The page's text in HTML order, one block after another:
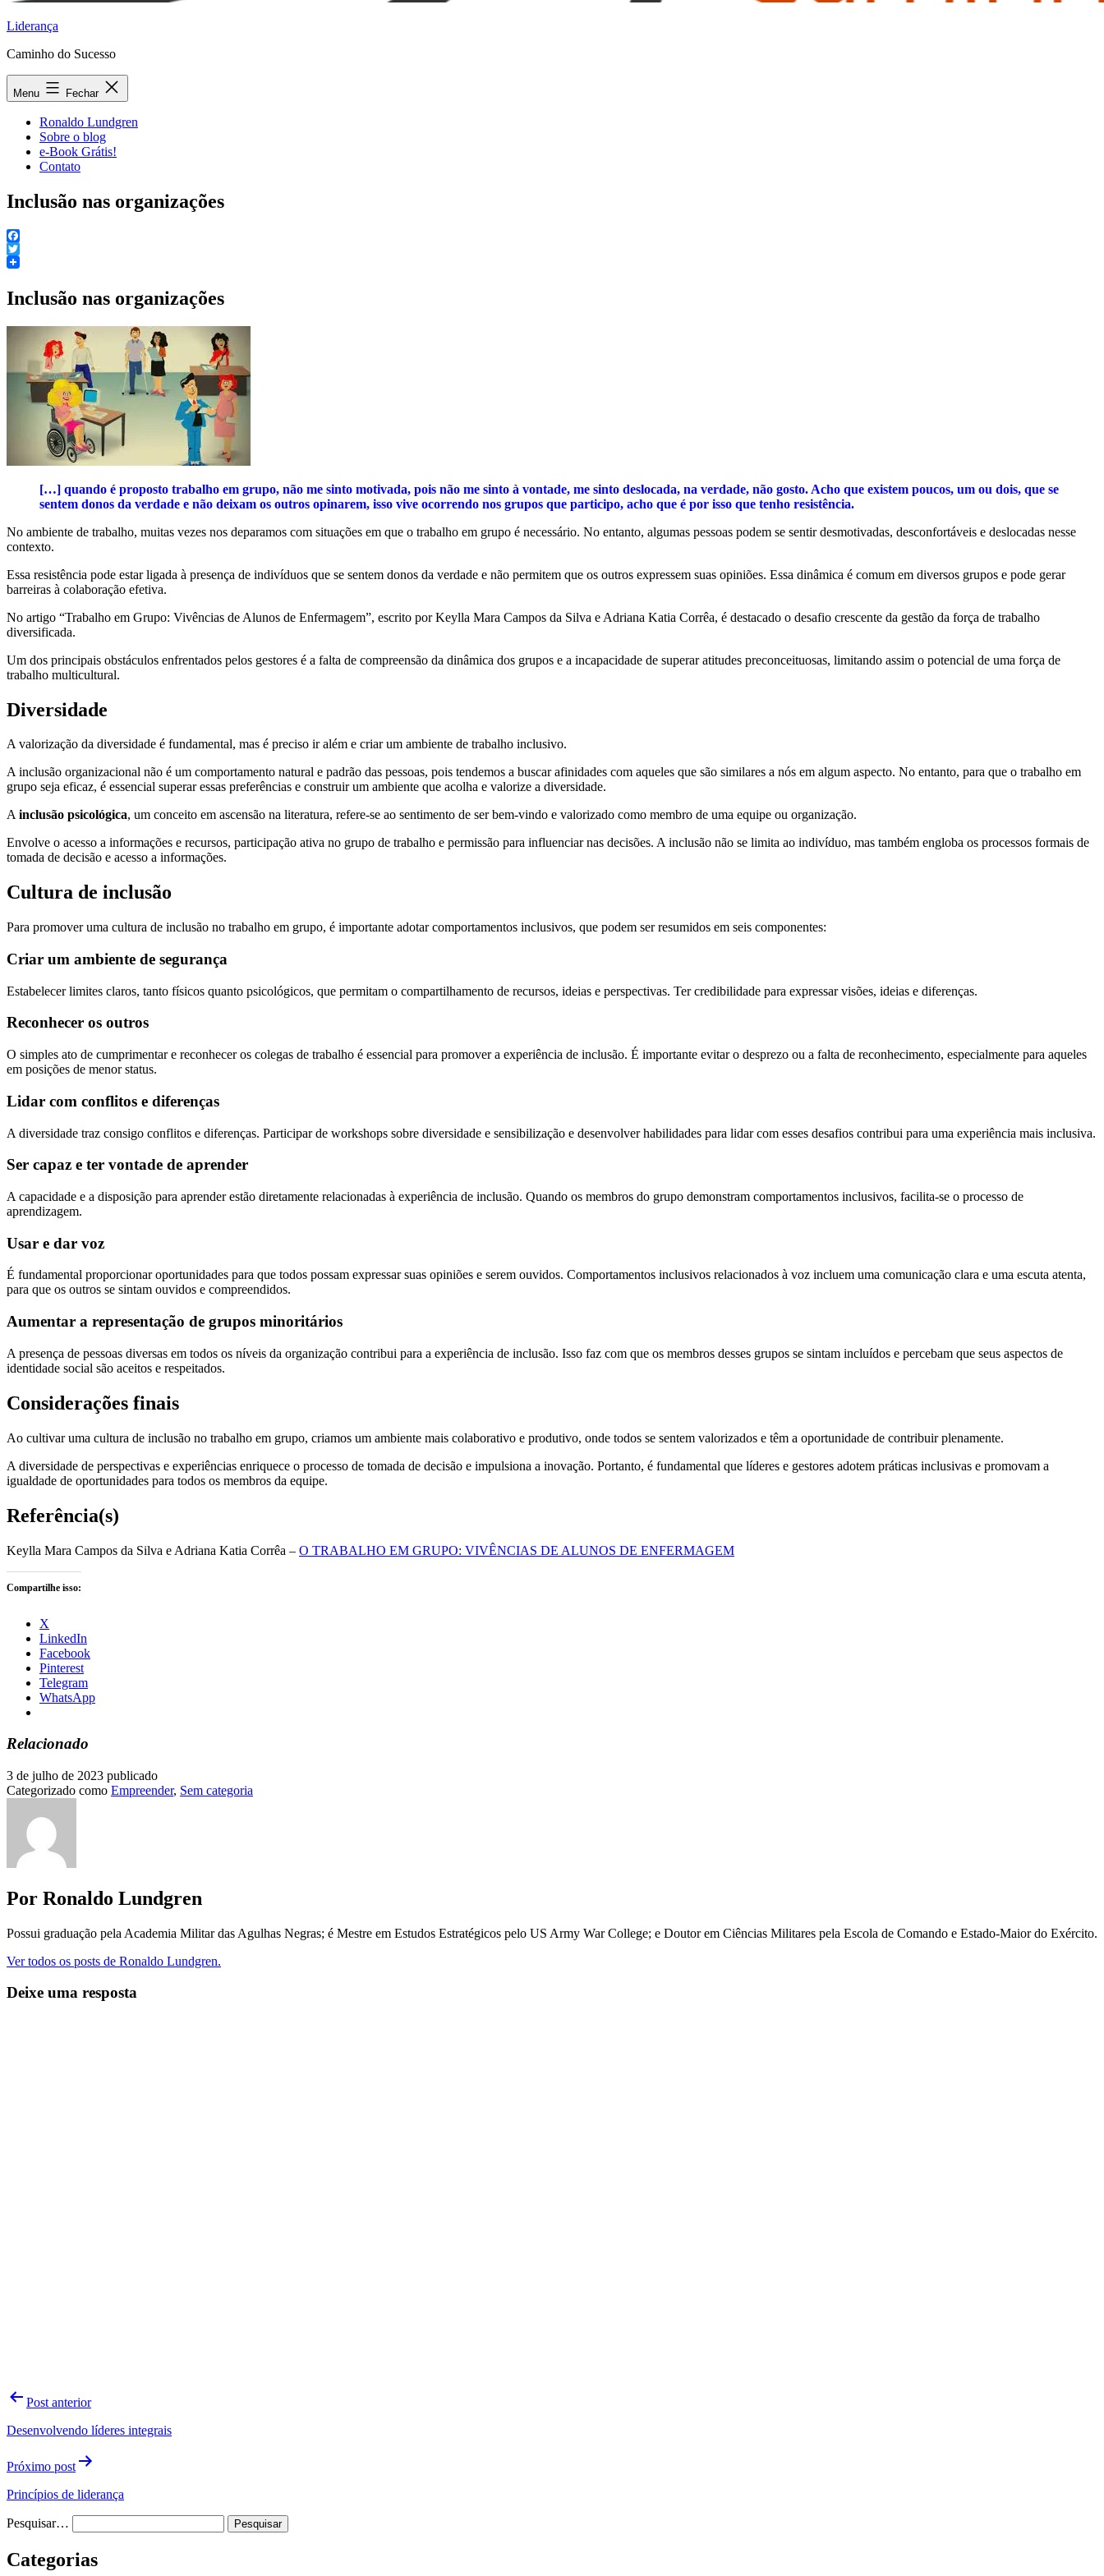
Liderança
Caminho do Sucesso
Menu Fechar
Ronaldo Lundgren
Sobre o blog
e-Book Grátis!
Contato
Inclusão nas organizações
Facebook
Twitter
Inclusão nas organizações
[…] quando é proposto trabalho em grupo, não me sinto motivada, pois não me sinto à vontade, me sinto deslocada, na verdade, não gosto. Acho que existem poucos, um ou dois, que se
sentem donos da verdade e não deixam os outros opinarem, isso vive ocorrendo nos grupos que participo, acho que é por isso que tenho resistência.
No ambiente de trabalho, muitas vezes nos deparamos com situações em que o trabalho em grupo é necessário. No entanto, algumas pessoas podem se sentir desmotivadas, desconfortáveis e deslocadas nesse
contexto.
Essa resistência pode estar ligada à presença de indivíduos que se sentem donos da verdade e não permitem que os outros expressem suas opiniões. Essa dinâmica é comum em diversos grupos e pode gerar
barreiras à colaboração efetiva.
No artigo “Trabalho em Grupo: Vivências de Alunos de Enfermagem”, escrito por Keylla Mara Campos da Silva e Adriana Katia Corrêa, é destacado o desafio crescente da gestão da força de trabalho
diversificada.
Um dos principais obstáculos enfrentados pelos gestores é a falta de compreensão da dinâmica dos grupos e a incapacidade de superar atitudes preconceituosas, limitando assim o potencial de uma força de
trabalho multicultural.
Diversidade
A valorização da diversidade é fundamental, mas é preciso ir além e criar um ambiente de trabalho inclusivo.
A inclusão organizacional não é um comportamento natural e padrão das pessoas, pois tendemos a buscar afinidades com aqueles que são similares a nós em algum aspecto. No entanto, para que o trabalho em
grupo seja eficaz, é essencial superar essas preferências e construir um ambiente que acolha e valorize a diversidade.
Ainclusão psicológica, um conceito em ascensão na literatura, refere-se ao sentimento de ser bem-vindo e valorizado como membro de uma equipe ou organização.
Envolve o acesso a informações e recursos, participação ativa no grupo de trabalho e permissão para influenciar nas decisões. A inclusão não se limita ao indivíduo, mas também engloba os processos formais de
tomada de decisão e acesso a informações.
Cultura de inclusão
Para promover uma cultura de inclusão no trabalho em grupo, é importante adotar comportamentos inclusivos, que podem ser resumidos em seis componentes:
Criar um ambiente de segurança
Estabelecer limites claros, tanto físicos quanto psicológicos, que permitam o compartilhamento de recursos, ideias e perspectivas. Ter credibilidade para expressar visões, ideias e diferenças.
Reconhecer os outros
O simples ato de cumprimentar e reconhecer os colegas de trabalho é essencial para promover a experiência de inclusão. É importante evitar o desprezo ou a falta de reconhecimento, especialmente para aqueles
em posições de menor status.
Lidar com conflitos e diferenças
A diversidade traz consigo conflitos e diferenças. Participar de workshops sobre diversidade e sensibilização e desenvolver habilidades para lidar com esses desafios contribui para uma experiência mais inclusiva.
Ser capaz e ter vontade de aprender
A capacidade e a disposição para aprender estão diretamente relacionadas à experiência de inclusão. Quando os membros do grupo demonstram comportamentos inclusivos, facilita-se o processo de
aprendizagem.
Usar e dar voz
É fundamental proporcionar oportunidades para que todos possam expressar suas opiniões e serem ouvidos. Comportamentos inclusivos relacionados à voz incluem uma comunicação clara e uma escuta atenta,
para que os outros se sintam ouvidos e compreendidos.
Aumentar a representação de grupos minoritários
A presença de pessoas diversas em todos os níveis da organização contribui para a experiência de inclusão. Isso faz com que os membros desses grupos se sintam incluídos e percebam que seus aspectos de
identidade social são aceitos e respeitados.
Considerações finais
Ao cultivar uma cultura de inclusão no trabalho em grupo, criamos um ambiente mais colaborativo e produtivo, onde todos se sentem valorizados e têm a oportunidade de contribuir plenamente.
A diversidade de perspectivas e experiências enriquece o processo de tomada de decisão e impulsiona a inovação. Portanto, é fundamental que líderes e gestores adotem práticas inclusivas e promovam a
igualdade de oportunidades para todos os membros da equipe.
Referência(s)
Keylla Mara Campos da Silva e Adriana Katia Corrêa – O TRABALHO EM GRUPO: VIVÊNCIAS DE ALUNOS DE ENFERMAGEM
Compartilhe isso:
X
LinkedIn
Facebook
Pinterest
Telegram
WhatsApp
Relacionado
3 de julho de 2023 publicado
Categorizado como Empreender, Sem categoria
Por Ronaldo Lundgren
Possui graduação pela Academia Militar das Agulhas Negras; é Mestre em Estudos Estratégicos pelo US Army War College; e Doutor em Ciências Militares pela Escola de Comando e Estado-Maior do Exército.
Ver todos os posts de Ronaldo Lundgren.
Deixe uma resposta
Navegação
Post
Post anterior
Desenvolvendo líderes integrais
Próximo post
Princípios de liderança
Pesquisar…
Categorias